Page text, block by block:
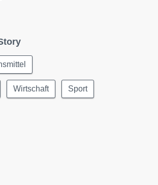
Wirtschaft Sport